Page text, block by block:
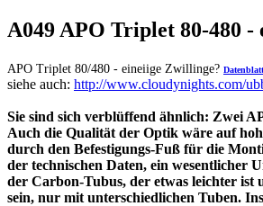
A049 APO Triplet 80-480
APO Triplet 80/480 - eineiige Zwillinge?
siehe auch: http://www.cloudynights.com/
Sie sind sich verblüffend ähnlich: Zwei
Auch die Qualität der Optik wäre auf
durch den Befestigungs-Fuß für die
der technischen Daten, ein wesentlicher
der Carbon-Tubus, der etwas leichter ist
sein, nur mit unterschiedlichen Tuben.